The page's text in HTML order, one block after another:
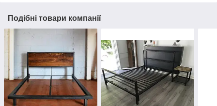
Подібні товари компанії